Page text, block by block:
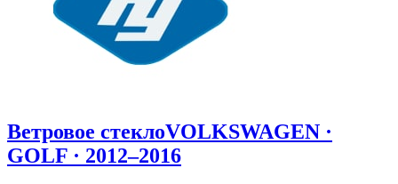
Ветровое стеклоVOLKSWAGEN ·
GOLF · 2012–2016